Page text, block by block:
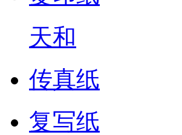
天和
传真纸
复写纸